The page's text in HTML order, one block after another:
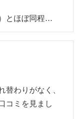
とほぼ同程…
替わりがなく、
コミを見まし